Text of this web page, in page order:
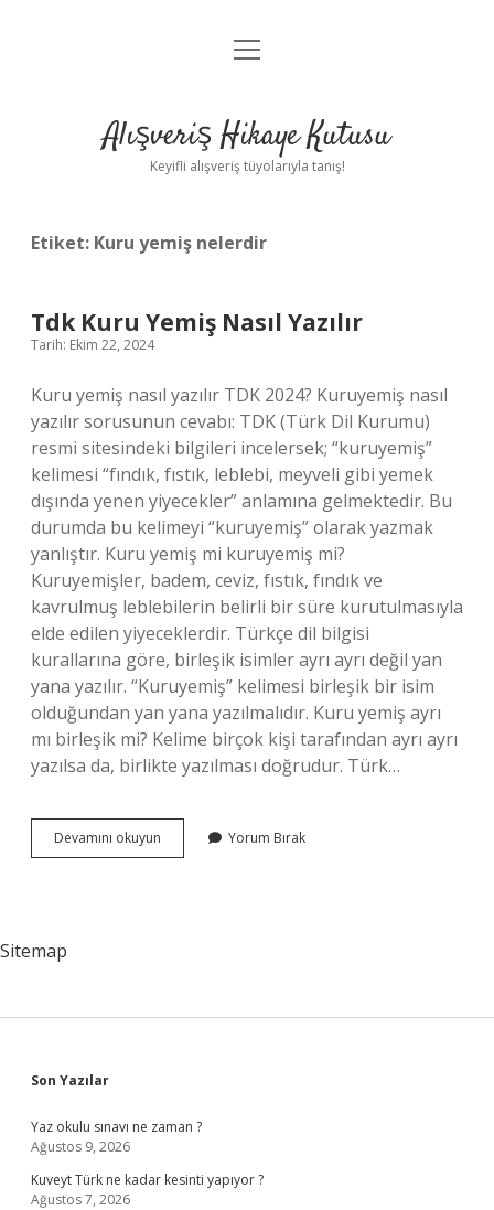
Anasayfa
Yasal Uyarı
menüyü
Alışveriş Hikaye Kutusu
Keyifli alışveriş tüyolarıyla tanış!
Etiket: Kuru yemiş nelerdir
Tdk Kuru Yemiş Nasıl Yazılır
Tarih: Ekim 22, 2024
Kuru yemiş nasıl yazılır TDK 2024? Kuruyemiş nasıl
yazılır sorusunun cevabı: TDK (Türk Dil Kurumu)
resmi sitesindeki bilgileri incelersek; “kuruyemiş”
kelimesi “fındık, fıstık, leblebi, meyveli gibi yemek
dışında yenen yiyecekler” anlamına gelmektedir. Bu
durumda bu kelimeyi “kuruyemiş” olarak yazmak
yanlıştır. Kuru yemiş mi kuruyemiş mi?
Kuruyemişler, badem, ceviz, fıstık, fındık ve
kavrulmuş leblebilerin belirli bir süre kurutulmasıyla
elde edilen yiyeceklerdir. Türkçe dil bilgisi
kurallarına göre, birleşik isimler ayrı ayrı değil yan
yana yazılır. “Kuruyemiş” kelimesi birleşik bir isim
olduğundan yan yana yazılmalıdır. Kuru yemiş ayrı
mı birleşik mi? Kelime birçok kişi tarafından ayrı ayrı
yazılsa da, birlikte yazılması doğrudur. Türk…
Devamını okuyun
Kuru
Yorum Bırak
Sitemap
Sidebar
Son Yazılar
Yaz okulu sınavı ne zaman ?
Ağustos 9, 2026
Kuveyt Türk ne kadar kesinti yapıyor ?
Ağustos 7, 2026